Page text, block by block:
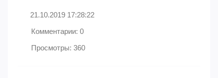
21.10.2019 17:28:22
Комментарии: 0
Просмотры: 360